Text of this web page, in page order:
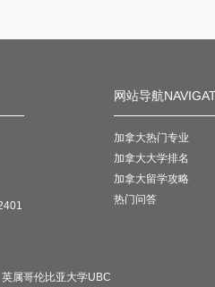
网站导航
加拿大热门专业
加拿大大学排名
加拿大留学攻略
热门问答
英属哥伦比亚大学UBC